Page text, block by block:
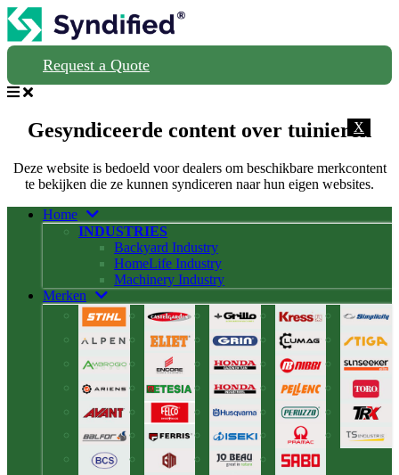
Request a Quote
X
Gesyndiceerde content over tuinieren
Deze website is bedoeld voor dealers om beschikbare merkcontent
te bekijken die ze kunnen syndiceren naar hun eigen websites.
Home
INDUSTRIES
Backyard Industry
HomeLife Industry
Machinery Industry
Merken